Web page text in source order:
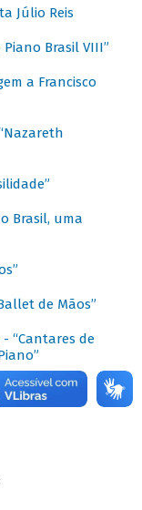
Júlio Reis
Brasil VIII”
a Francisco
Brasil, uma
de Mãos”
“Cantares de